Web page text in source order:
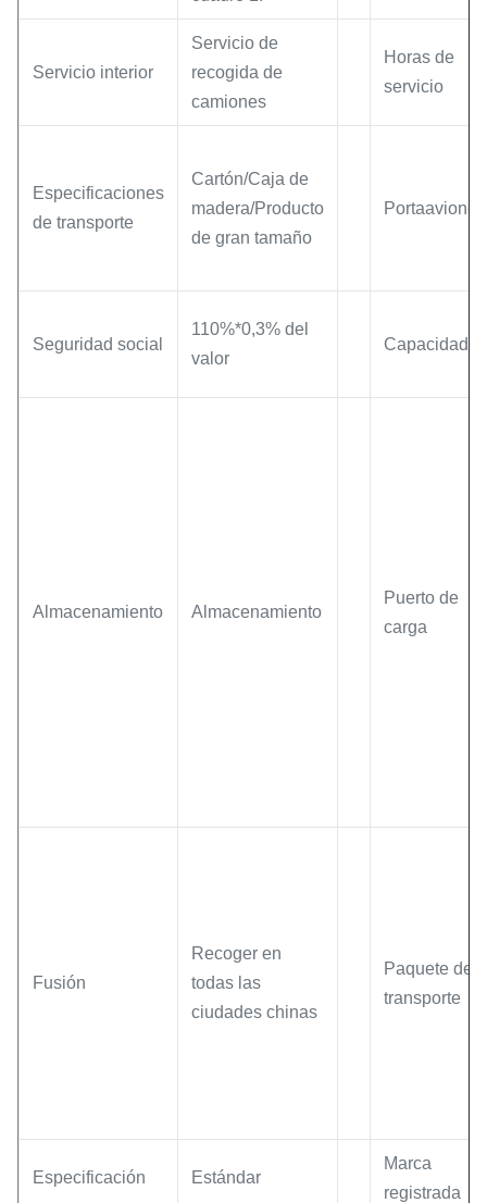
Servicio interior
Servicio de
recogida de
camiones
Horas de
servicio
Especificaciones
de transporte
Cartón/Caja de
madera/Producto
de gran tamaño
Portaaviones
Seguridad social
110%*0,3% del
valor
Capacidad
Almacenamiento Almacenamiento
Puerto de
carga
Fusión
Recoger en
todas las
ciudades chinas
Paquete de
transporte
Especificación Estándar
Marca
registrada